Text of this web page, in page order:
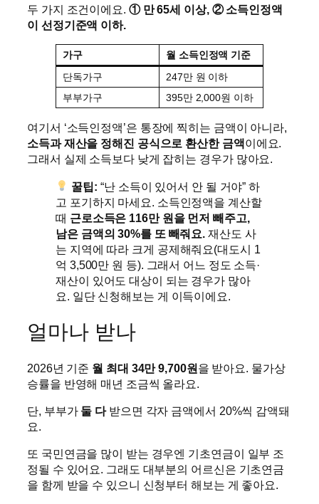
두 가지 조건이에요. ① 만 65세 이상, ② 소득인정액
이 선정기준액 이하.
가구
월 소득인정액 기준
단독가구
247만 원 이하
부부가구
395만 2,000원 이하
여기서 ‘소득인정액’은 통장에 찍히는 금액이 아니라,
소득과 재산을 정해진 공식으로 환산한 금액이에요.
그래서 실제 소득보다 낮게 잡히는 경우가 많아요.
꿀팁: “난 소득이 있어서 안 될 거야” 하
고 포기하지 마세요. 소득인정액을 계산할
때 근로소득은 116만 원을 먼저 빼주고,
남은 금액의 30%를 또 빼줘요.
재산도 사
는 지역에 따라 크게 공제해줘요(대도시 1
억 3,500만 원 등). 그래서 어느 정도 소득·
재산이 있어도 대상이 되는 경우가 많아
요. 일단 신청해보는 게 이득이에요.
얼마나 받나
2026년 기준 월 최대 34만 9,700원을 받아요. 물가상
승률을 반영해 매년 조금씩 올라요.
단, 부부가 둘 다받으면 각자 금액에서 20%씩 감액돼
요.
또 국민연금을 많이 받는 경우엔 기초연금이 일부 조
정될 수 있어요. 그래도 대부분의 어르신은 기초연금
을 함께 받을 수 있으니 신청부터 해보는 게 좋아요.